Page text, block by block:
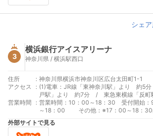
シェ
3
横浜銀行アイスアリーナ
神奈川県 / 横浜駅西口
住所 : 神奈川県横浜市神奈川区広台太田町1-1
アクセス
: (1)電車：JR線「東神奈川駅」より 約5
戸駅」より 約7分 / 東急東横線「反
浜急行線「神奈川駅」より 約10分 (2)車：横浜駅東口より、国
道１号線を東神奈川駅方面へ、約2km
営業時間 : 営業時間：10：00～18：30 受付開始
～18：00 その他：※17：00～18：30
料金） ※貸切利用可 要事前予約 休業：
外部サイトで見る